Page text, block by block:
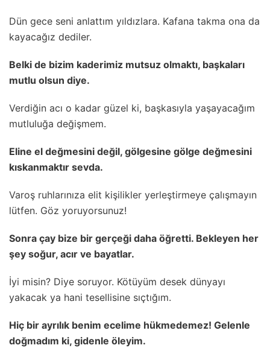
Dün gece seni anlattım yıldızlara. Kafana takma ona da
kayacağız dediler.
Belki de bizim kaderimiz mutsuz olmaktı, başkaları
mutlu olsun diye.
Verdiğin acı o kadar güzel ki, başkasıyla yaşayacağım
mutluluğa değişmem.
Eline el değmesini değil, gölgesine gölge değmesini
kıskanmaktır sevda.
Varoş ruhlarınıza elit kişilikler yerleştirmeye çalışmayın
lütfen. Göz yoruyorsunuz!
Sonra çay bize bir gerçeği daha öğretti. Bekleyen her
şey soğur, acır ve bayatlar.
İyi misin? Diye soruyor. Kötüyüm desek dünyayı
yakacak ya hani tesellisine sıçtığım.
Hiç bir ayrılık benim ecelime hükmedemez! Gelenle
doğmadım ki, gidenle öleyim.